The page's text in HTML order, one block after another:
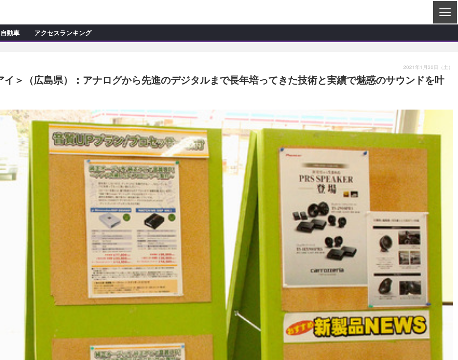
S
E
ショップ訪問記
スタマイズ新製品情報
試乗記
自動車 アクセスランキング
イ＞（広島県）：アナログから先進のデジタルまで長年培ってきた技術と実績で魅惑のサウンドを叶
2021年1月30日（土）